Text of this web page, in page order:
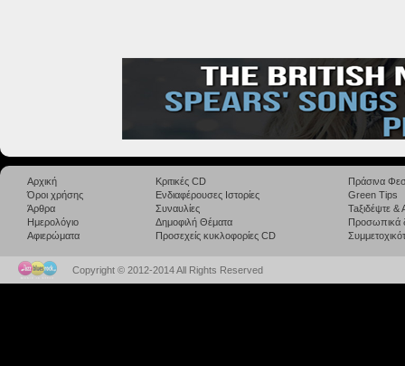
Αρχική
Όροι χρήσης
Άρθρα
Ημερολόγιο
Αφιερώματα
Κριτικές CD
Ενδιαφέρουσες Ιστορίες
Συναυλίες
Δημοφιλή Θέματα
Προσεχείς κυκλοφορίες CD
Πράσινα
Green Tips
Taξιδέψτε
Προσωπικά
Copyright © 2012-2014 All Rights Reserved